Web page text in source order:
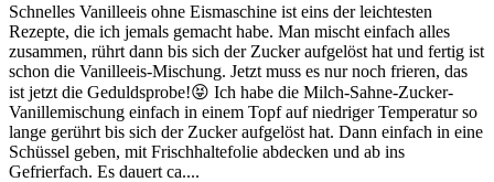
Schnelles Vanilleeis ohne Eismaschine ist eins der leichtesten
Rezepte, die ich jemals gemacht habe. Man mischt einfach alles
zusammen, rührt dann bis sich der Zucker aufgelöst hat und fertig ist
schon die Vanilleeis-Mischung. Jetzt muss es nur noch frieren, das
ist jetzt die Geduldsprobe!😝 Ich habe die Milch-Sahne-Zucker-
Vanillemischung einfach in einem Topf auf niedriger Temperatur so
lange gerührt bis sich der Zucker aufgelöst hat. Dann einfach in eine
Schüssel geben, mit Frischhaltefolie abdecken und ab ins
Gefrierfach. Es dauert ca....